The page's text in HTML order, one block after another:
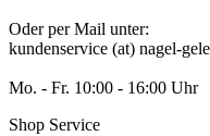
Oder per Mail unter:
kundenservice (at) nagel-
Mo. - Fr. 10:00 - 16:00 Uhr
Shop Service